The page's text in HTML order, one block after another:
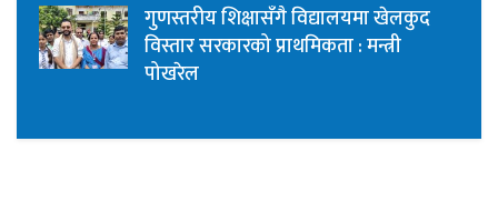
गुणस्तरीय शिक्षासँगै विद्यालयमा खेलकुद
विस्तार सरकारको प्राथमिकता : मन्त्री
पोखरेल